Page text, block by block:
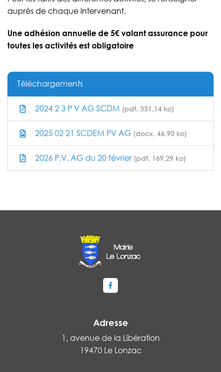
auprès de chaque intervenant.
Une adhésion annuelle de 5€ valant assurance pour
toutes les activités est obligatoire
Téléchargements
2024 2 3 P V AG SCDM (pdf, 331,14 ko)
2025 02 21 SCDEM PV AG (docx, 46,90 ko)
2026 P.V. AG du 20 février (pdf, 169,29 ko)
Lien vers le compte Facebook
Adresse
1, avenue de la Libération
19470 Le Lonzac